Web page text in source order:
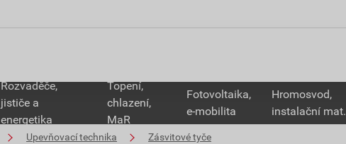
Rozvaděče,
jističe a
energetika
Topení,
chlazení,
MaR
Fotovoltaika,
e-mobilita
Hromosvod,
instalační mat.
Upevňovací technika Zásvitové tyče